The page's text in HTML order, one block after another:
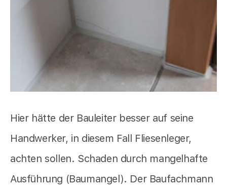
Hier hätte der Bauleiter besser auf seine
Handwerker, in diesem Fall Fliesenleger,
achten sollen. Schaden durch mangelhafte
Ausführung (Baumangel). Der Baufachmann